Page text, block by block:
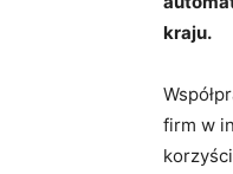
kraju.
firm w